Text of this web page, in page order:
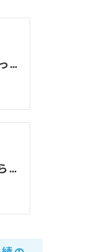
気になる店舗の原状回復費用、どうやって決まるの？
ペットがつけた傷ってどこまで責任取らないといけないの？